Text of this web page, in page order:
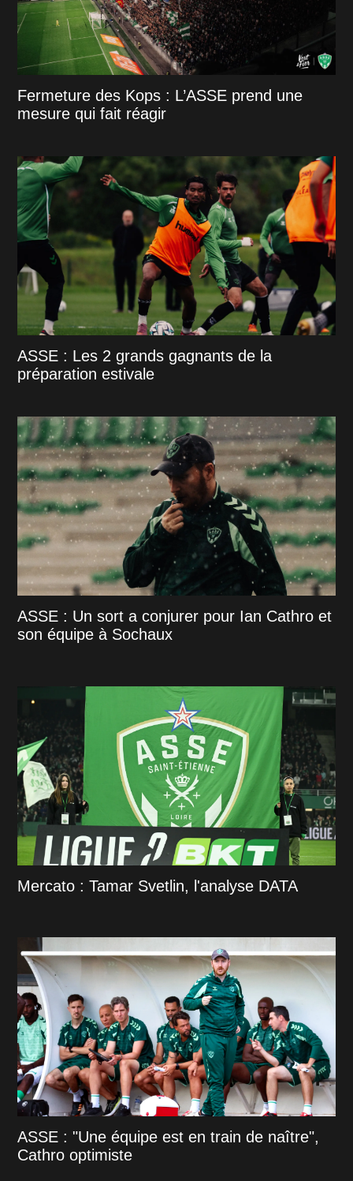
Fermeture des Kops : L’ASSE prend une
mesure qui fait réagir
ASSE : Les 2 grands gagnants de la
préparation estivale
ASSE : Un sort a conjurer pour Ian Cathro et
son équipe à Sochaux
Mercato : Tamar Svetlin, l'analyse DATA
ASSE : "Une équipe est en train de naître",
Cathro optimiste